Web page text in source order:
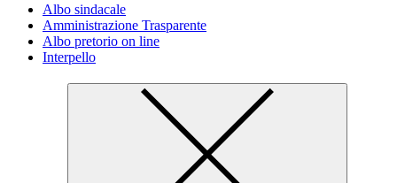
Albo sindacale
Amministrazione Trasparente
Albo pretorio on line
Interpello